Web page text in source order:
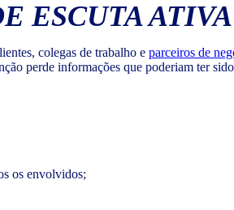
ESCUTA ATIVA
colegas de trabalho e parceiros de
perde informações que poderiam ter
os envolvidos;